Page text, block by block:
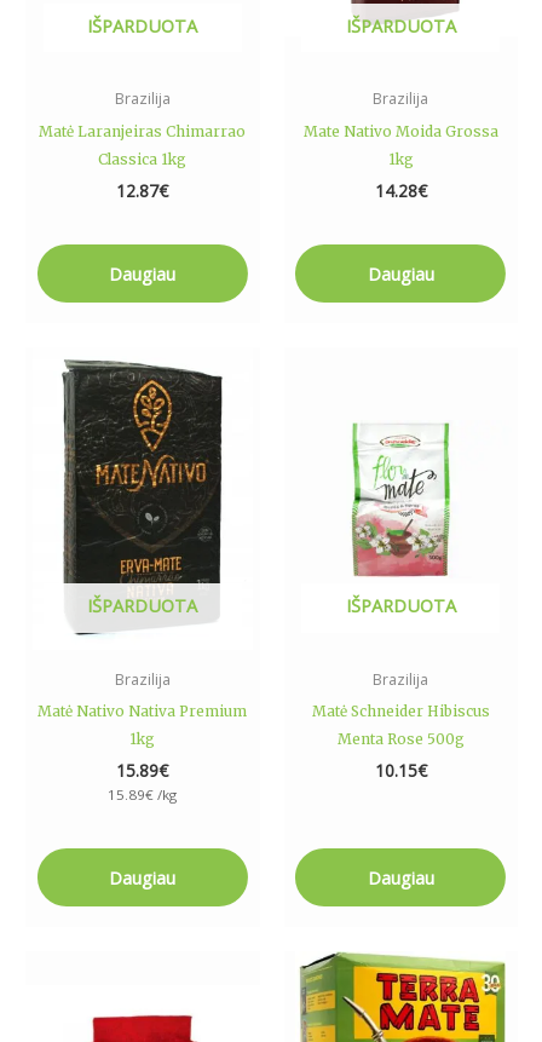
IŠPARDUOTA
Brazilija
Matė Laranjeiras Chimarrao
Classica 1kg
12.87€
Daugiau
IŠPARDUOTA
Brazilija
Mate Nativo Moida Grossa
1kg
14.28€
Daugiau
IŠPARDUOTA
Brazilija
Matė Nativo Nativa Premium
1kg
15.89€
15.89€ /kg
Daugiau
IŠPARDUOTA
Brazilija
Matė Schneider Hibiscus
Menta Rose 500g
10.15€
Daugiau
has